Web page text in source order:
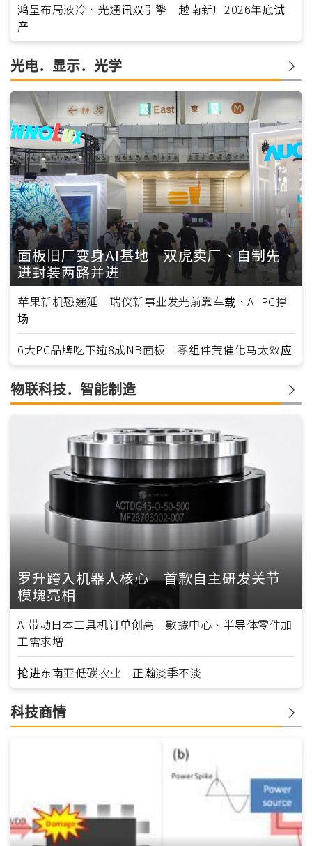
鸿呈布局液冷、光通讯双引擎 越南新厂2026年底试
产
光电．显示．光学
面板旧厂变身AI基地 双虎卖厂、自制先
进封装两路并进
苹果新机恐递延 瑞仪新事业发光前靠车载、AI PC撑
场
6大PC品牌吃下逾8成NB面板 零组件荒催化马太效应
物联科技．智能制造
罗升跨入机器人核心 首款自主研发关节
模塊亮相
AI带动日本工具机订单创高 數據中心、半导体零件加
工需求增
抢进东南亚低碳农业 正瀚淡季不淡
科技商情